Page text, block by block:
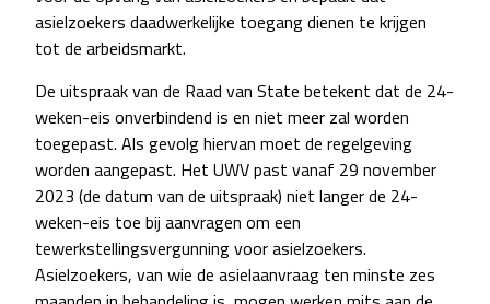
asielzoekers daadwerkelijke toegang dienen te krijgen
tot de arbeidsmarkt.
De uitspraak van de Raad van State betekent dat de 24-
weken-eis onverbindend is en niet meer zal worden
toegepast. Als gevolg hiervan moet de regelgeving
worden aangepast. Het UWV past vanaf 29 november
2023 (de datum van de uitspraak) niet langer de 24-
weken-eis toe bij aanvragen om een
tewerkstellingsvergunning voor asielzoekers.
Asielzoekers, van wie de asielaanvraag ten minste zes